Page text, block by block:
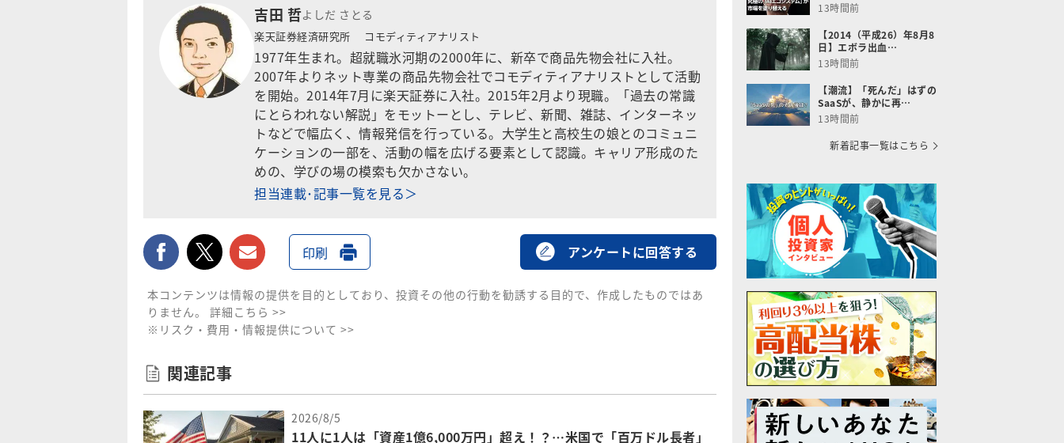
吉田 哲よしだ さとる
楽天証券経済研究所 コモディティアナリスト
1977年生まれ。超就職氷河期の2000年に、新卒で商品先物会社に入社。
2007年よりネット専業の商品先物会社でコモディティアナリストとして活動
を開始。2014年7月に楽天証券に入社。2015年2月より現職。「過去の常識
にとらわれない解説」をモットーとし、テレビ、新聞、雑誌、インターネッ
トなどで幅広く、情報発信を行っている。大学生と高校生の娘とのコミュニ
ケーションの一部を、活動の幅を広げる要素として認識。キャリア形成のた
めの、学びの場の模索も欠かさない。
担当連載･記事一覧を見る＞
facebooktwitter メールで送る
印刷 アンケートに回答する
本コンテンツは情報の提供を目的としており、投資その他の行動を勧誘する目的で、作成したものではあ
りません。 詳細こちら >>
※リスク・費用・情報提供について >>
関連記事
2026/8/5
11人に1人は「資産1億6,000万円」超え！？…米国で「百万ドル長者」
13時間前
【2014（平成26）年8月8
日】エボラ出血…
13時間前
【潮流】「死んだ」はずの
SaaSが、静かに再…
13時間前
新着記事一覧はこちら